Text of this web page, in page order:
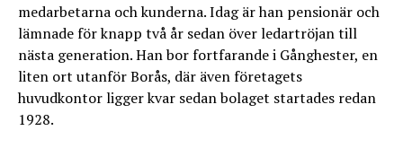
medarbetarna och kunderna. Idag är han pensionär och
lämnade för knapp två år sedan över ledartröjan till
nästa generation. Han bor fortfarande i Gånghester, en
liten ort utanför Borås, där även företagets
huvudkontor ligger kvar sedan bolaget startades redan
1928.